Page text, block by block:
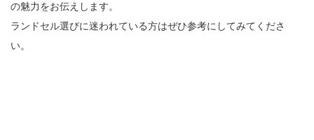
の魅力をお伝えします。
ランドセル選びに迷われている方はぜひ参考にしてみてくださ
い。